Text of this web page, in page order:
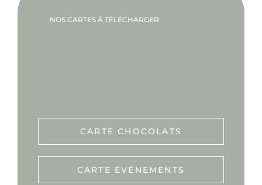
NOS CARTES À TÉLÉCHARGER
CARTE CHOCOLATS
CARTE ÉVÉNEMENTS